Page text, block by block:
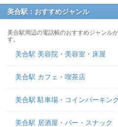
美合駅：おすすめジャンル
美合駅周辺の電話帳のおすすめジャンル
す。
美合駅 美容院・美容室・床屋
美合駅 カフェ・喫茶店
美合駅 駐車場・コインパーキン
美合駅 居酒屋・バー・スナック